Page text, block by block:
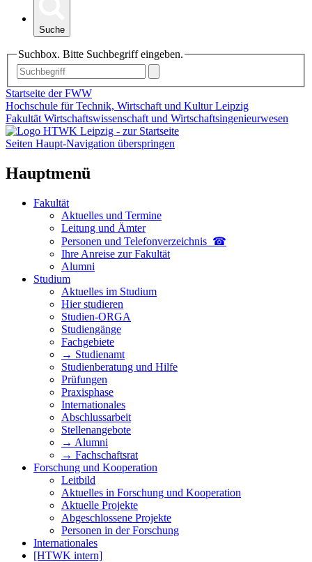
Suche
Suchbox. Bitte Suchbegriff eingeben.
Startseite der FWW
Hochschule für Technik, Wirtschaft und Kultur Leipzig
Fakultät Wirtschaftswissenschaft und Wirtschaftsingenieurwesen
Seiten Haupt-Navigation überspringen
Hauptmenü
Fakultät
Aktuelles und Termine
Leitung und Ämter
Personen und Telefon­verzeichnis ☎
Ihre Anreise zur Fakultät
Alumni
Studium
Aktuelles im Studium
Hier studieren
Studien-ORGA
Studiengänge
Fachgebiete
→ Studienamt
Studienberatung und Hilfe
Prüfungen
Praxisphase
Internationales
Abschlussarbeit
Stellenangebote
→ Alumni
→ Fachschaftsrat
Forschung und Kooperation
Leitbild
Aktuelles in Forschung und Kooperation
Aktuelle Projekte
Abgeschlossene Projekte
Personen in der Forschung
Internationales
[HTWK intern]